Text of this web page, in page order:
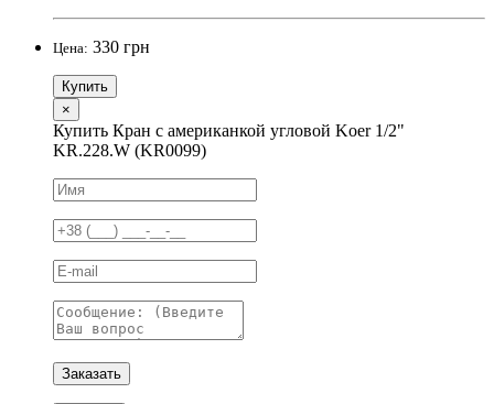
Цена: 330 грн
Купить
×
Купить Кран с американкой угловой Koer 1/2"
KR.228.W (KR0099)
Заказать